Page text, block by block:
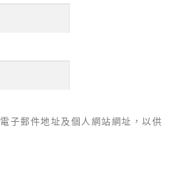
子郵件地址及個人網站網址，以供